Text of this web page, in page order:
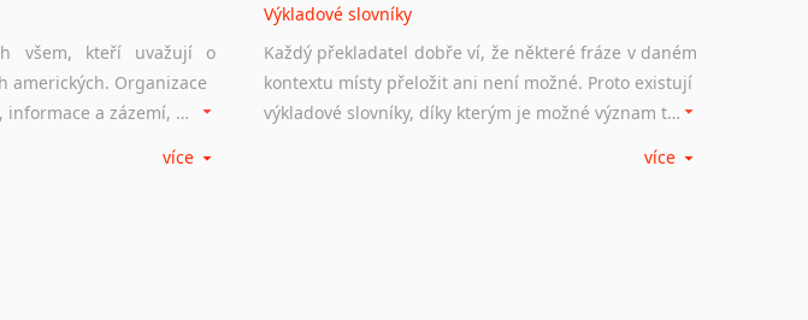
všem, kteří uvažují o
amerických. Organizace
poskytující stipendia v USA, informace a zázemí, univerzity i zkušenosti studentů.
více
Výkladové slovníky
Každý překladatel dobře ví, že některé fráze v daném
kontextu místy přeložit ani není možné. Proto existují
výkladové slovníky, díky kterým je možné význam takovýchto frází rozklíčovat.
více